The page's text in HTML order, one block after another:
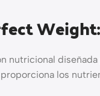
nutricional
los